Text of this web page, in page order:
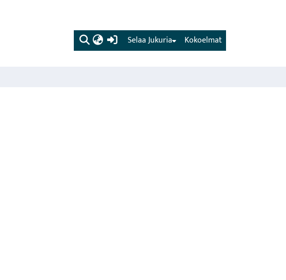
(current) Kokoelmat
Selaa Jukuria